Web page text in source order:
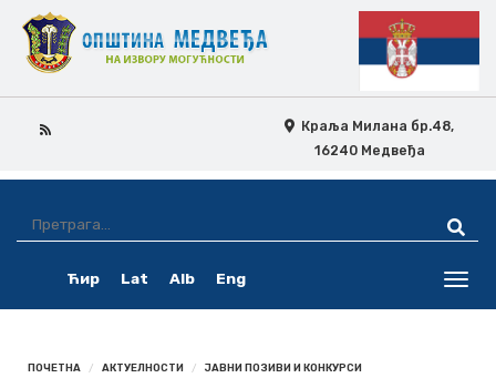
Краља Милана бр.48,
16240 Медвеђа
Navigation
Ovo
pretraga
Ћир Lat Alb Eng
ПОЧЕТНА АКТУЕЛНОСТИ
ЈАВНИ ПОЗИВИ И КОНКУРСИ